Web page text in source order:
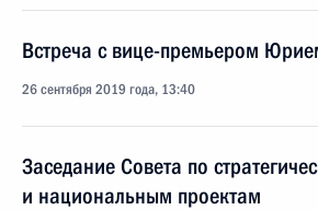
Встреча с вице-премьером
26 сентября 2019 года, 13:40
Заседание Совета по
и национальным проектам